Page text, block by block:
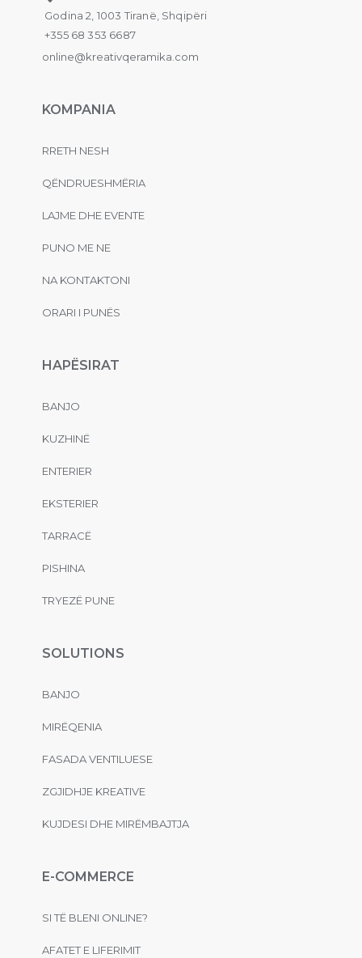
Godina 2, 1003 Tiranë, Shqipëri
+355 68 353 6687
online@kreativqeramika.com
KOMPANIA
RRETH NESH
QËNDRUESHMËRIA
LAJME DHE EVENTE
PUNO ME NE
NA KONTAKTONI
ORARI I PUNËS
HAPËSIRAT
BANJO
KUZHINË
ENTERIER
EKSTERIER
TARRACË
PISHINA
TRYEZË PUNE
SOLUTIONS
BANJO
MIRËQENIA
FASADA VENTILUESE
ZGJIDHJE KREATIVE
KUJDESI DHE MIRËMBAJTJA
E-COMMERCE
SI TË BLENI ONLINE?
AFATET E LIFERIMIT